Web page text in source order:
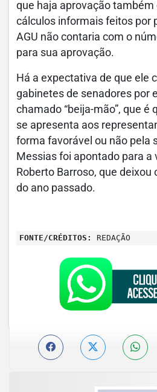
que haja aprovação também
cálculos informais feitos por
AGU não contaria com o
para sua aprovação.
Há a expectativa de que ele
gabinetes de senadores por
chamado “beija-mão”, que é
se apresenta aos
forma favorável ou não pela
Messias foi apontado para a
Roberto Barroso, que deixou
do ano passado.
FONTE/CRÉDITOS: REDAÇÃO